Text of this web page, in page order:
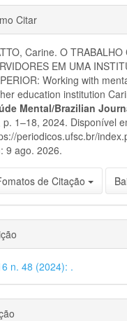
Citar
Carine. O
EM UMA
Working with
education institution
Mental/Brazilian
p. 1–18, 2024. Disponível
periodicos.ufsc.br/
9 ago. 2026.
de Citação
n. 48 (2024): .